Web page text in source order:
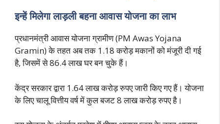
इन्हें मिलेगा लाड़ली बहना आवास योजना का लाभ
प्रधानमंत्री आवास योजना ग्रामीण (PM Awas Yojana
Gramin) के तहत अब तक 1.18 करोड़ मकानों को मंजूरी दी गई
है, जिसमें से 86.4 लाख घर बन चुके हैं।
केंद्र सरकार द्वारा 1.64 लाख करोड़ रुपए जारी किए गए हैं। योजना
के लिए चालू वित्तीय वर्ष में कुल बजट 8 लाख करोड़ रुपए है।